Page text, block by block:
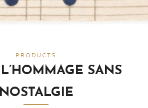
PRODUCTS
SANS
NOSTALGIE